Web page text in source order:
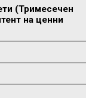
(Тримесечен
на ценни